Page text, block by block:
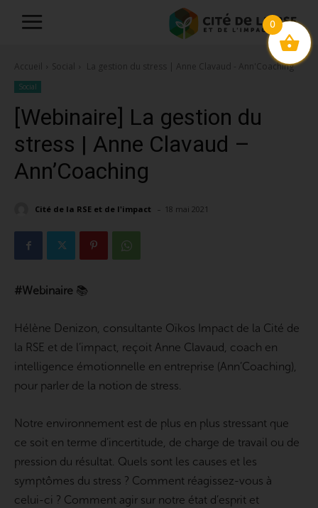
Accueil Social La gestion du stress | Anne Clavaud - Ann'Coaching
Social
[Webinaire] La gestion du
stress | Anne Clavaud –
Ann’Coaching
Cité de la RSE et de l'impact - 18 mai 2021
#Webinaire 📚
Hélène Denizon, consultante Oïkos Impact de la Cité de
la RSE et de l’impact, reçoit Anne Clavaud, coach en
intelligence émotionnelle en entreprise (Ann’Coaching),
pour parler de la notion de stress.
Notre environnement est de plus en plus stressant que
ce soit en terme d’incertitude, de charge de travail ou de
pression du résultat. Quels sont les causes et les
symptômes du stress ? Comment réagissez-vous à
celui-ci ? Comment agir sur notre état d’esprit et
0